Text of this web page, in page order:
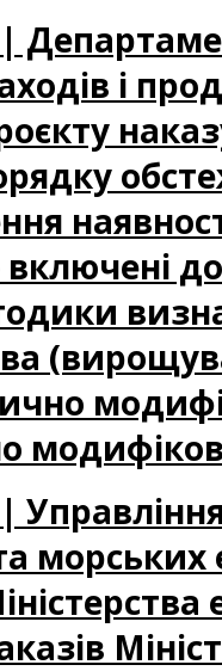
і
включені